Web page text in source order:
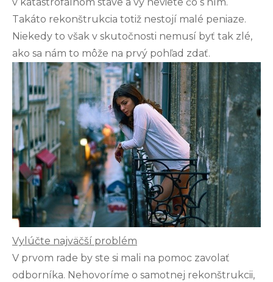
Takáto rekonštrukcia totiž nestojí malé peniaze.
Niekedy to však v skutočnosti nemusí byť tak zlé,
ako sa nám to môže na prvý pohľad zdať.
Vylúčte najväčší problém
V prvom rade by ste si mali na pomoc zavolať
odborníka. Nehovoríme o samotnej rekonštrukcii,